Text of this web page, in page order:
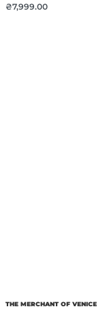
₴7,999.00
THE MERCHANT OF VENICE